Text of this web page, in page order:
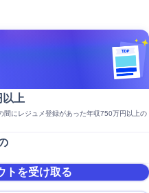
以上
にレジュメ登録があった年収750万円以上の
トを受け取る